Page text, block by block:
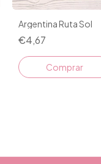
Argentina Ruta Sol
€4,67
Comprar